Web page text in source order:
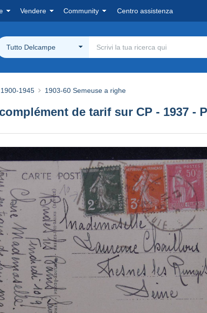
Vendere Community Centro assistenza
Tutto Delcampe
1900-1945 1903-60 Semeuse a righe
de tarif sur CP - 1937 -